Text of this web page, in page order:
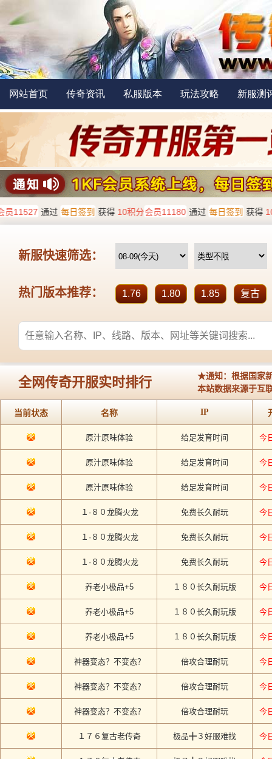
网站首页 传奇资讯 私服版本 玩法攻略 新服测